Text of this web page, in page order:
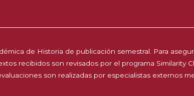
de Historia de publicación semestral. Para
recibidos son revisados por el programa Similarity
son realizadas por especialistas externos